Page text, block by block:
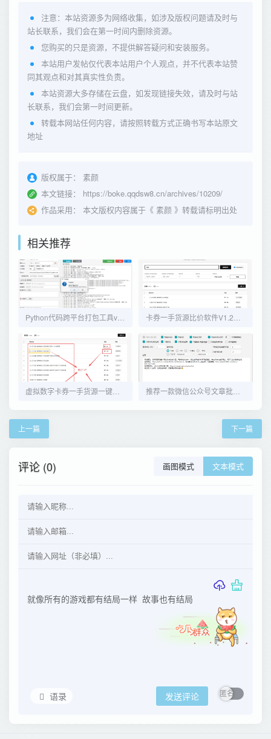
注意：本站资源多为网络收集，如涉及版权问题请及时与
站长联系，我们会在第一时间内删除资源。
您购买的只是资源，不提供解答疑问和安装服务。
本站用户发帖仅代表本站用户个人观点，并不代表本站赞
同其观点和对其真实性负责。
本站资源大多存储在云盘，如发现链接失效，请及时与站
长联系，我们会第一时间更新。
转载本网站任何内容，请按照转载方式正确书写本站原文
地址
版权属于：
素颜
本文链接：
https://boke.qqdsw8.cn/archives/10209/
作品采用：
本文版权内容属于《 素颜 》转载请标明出处
相关推荐
上一篇 下一篇
评论 (0) 画图模式 文本模式
语录 发送评论